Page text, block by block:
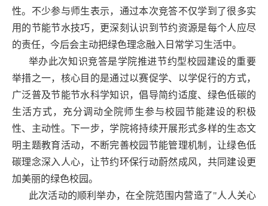
性。不少参与师生表示，通过本次竞答不仅学到了很多实
用的节能节水技巧，更深刻认识到节约资源是每个人应尽
的责任，今后会主动把绿色理念融入日常学习生活中。
举办此次知识竞答是学院推进节约型校园建设的重要
举措之一，核心目的是通过以赛促学、以学促行的方式，
广泛普及节能节水科学知识，倡导简约适度、绿色低碳的
生活方式，充分调动全院师生参与校园节能建设的积极
性、主动性。下一步，学院将持续开展形式多样的生态文
明主题教育活动，不断完善校园节能管理机制，让绿色低
碳理念深入人心，让节约环保行动蔚然成风，共同建设更
加美丽的绿色校园。
此次活动的顺利举办，在全院范围内营造了"人人关心